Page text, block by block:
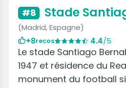
#8 Stade
(Madrid, Espagne)
+8recos 4.4/5
Le stade Santiago
1947 et résidence du
monument du football